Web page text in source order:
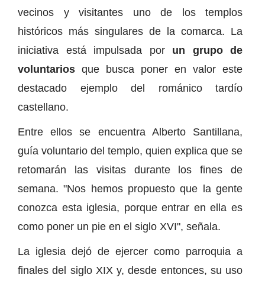
vecinos y visitantes uno de los templos
históricos más singulares de la comarca. La
iniciativa está impulsada por un grupo de
voluntarios que busca poner en valor este
destacado ejemplo del románico tardío
castellano.
Entre ellos se encuentra Alberto Santillana,
guía voluntario del templo, quien explica que se
retomarán las visitas durante los fines de
semana. "Nos hemos propuesto que la gente
conozca esta iglesia, porque entrar en ella es
como poner un pie en el siglo XVI", señala.
La iglesia dejó de ejercer como parroquia a
finales del siglo XIX y, desde entonces, su uso